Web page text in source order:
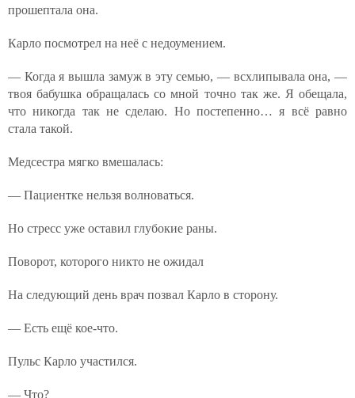
прошептала она.
Карло посмотрел на неё с недоумением.
— Когда я вышла замуж в эту семью, — всхлипывала она, —
твоя бабушка обращалась со мной точно так же. Я обещала,
что никогда так не сделаю. Но постепенно… я всё равно
стала такой.
Медсестра мягко вмешалась:
— Пациентке нельзя волноваться.
Но стресс уже оставил глубокие раны.
Поворот, которого никто не ожидал
На следующий день врач позвал Карло в сторону.
— Есть ещё кое-что.
Пульс Карло участился.
— Что?